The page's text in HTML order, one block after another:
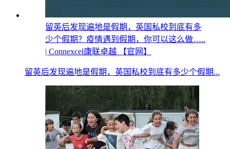
留英后发现遍地是假期，英国私校到底有多
少个假期？疫情遇到假期，你可以这么做…..
| Connexcel康联卓越 【官网】
留英后发现遍地是假期，英国私校到底有多少个假期...